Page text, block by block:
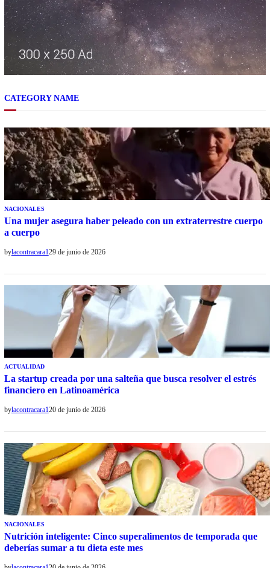
CATEGORY NAME
NACIONALES
Una mujer asegura haber peleado con un extraterrestre cuerpo
a cuerpo
bylacontracara129 de junio de 2026
ACTUALIDAD
La startup creada por una salteña que busca resolver el estrés
financiero en Latinoamérica
bylacontracara120 de junio de 2026
NACIONALES
Nutrición inteligente: Cinco superalimentos de temporada que
deberías sumar a tu dieta este mes